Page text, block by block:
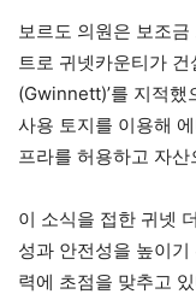
보르도 의원은 보조
트로 귀넷카운티가 건
(Gwinnett)’를 지적했
사용 토지를 이용해
프라를 허용하고 자
이 소식을 접한 귀넷
성과 안전성을 높이
력에 초점을 맞추고